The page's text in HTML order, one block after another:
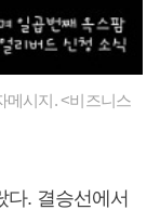
메시지. <비즈니스
다. 결승선에서